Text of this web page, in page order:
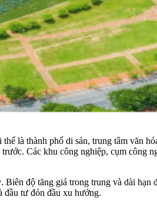
là thành phố di sản, trung tâm văn
Các khu công nghiệp, cụm công
độ tăng giá trong trung và dài hạn
đầu tư đón đầu xu hướng.